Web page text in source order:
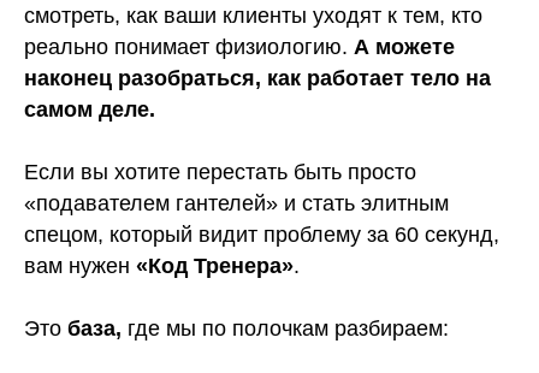
смотреть, как ваши клиенты уходят к тем, кто
реально понимает физиологию. А можете
наконец разобраться, как работает тело на
самом деле.
Если вы хотите перестать быть просто
«подавателем гантелей» и стать элитным
спецом, который видит проблему за 60 секунд,
вам нужен «Код Тренера».
Это база, где мы по полочкам разбираем:
Согласие на обработку персональных данных
Политика конфиденциальности
Сведения об образовательной организации
Публичная оферта
* Instagram и Facebook признаны экстремистскими
организациями и запрещены на территории РФ.